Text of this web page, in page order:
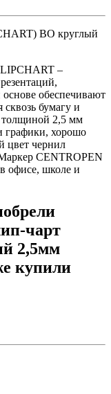
ВО круглый
–
обеспечивают
сквозь бумагу и
толщиной 2,5 мм
графики, хорошо
цвет чернил
CENTROPEN
офисе, школе и
чарт
2,5мм
купили